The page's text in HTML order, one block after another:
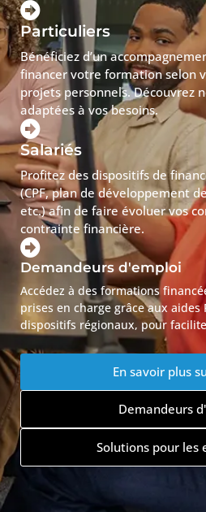
Particuliers
Bénéficiez d’un
financer votre formation selon
projets personnels. Découvrez
adaptées à vos besoins.
Salariés
Profitez des dispositifs de
(CPF, plan de développement
etc.) afin de faire évoluer vos
contrainte financière.
Demandeurs d'emploi
Accédez à des formations
prises en charge grâce aux aides
dispositifs régionaux, pour
En savoir plus
Demandeurs
Solutions pour les